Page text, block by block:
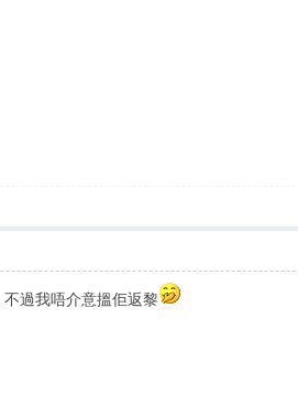
過我唔介意搵佢返黎